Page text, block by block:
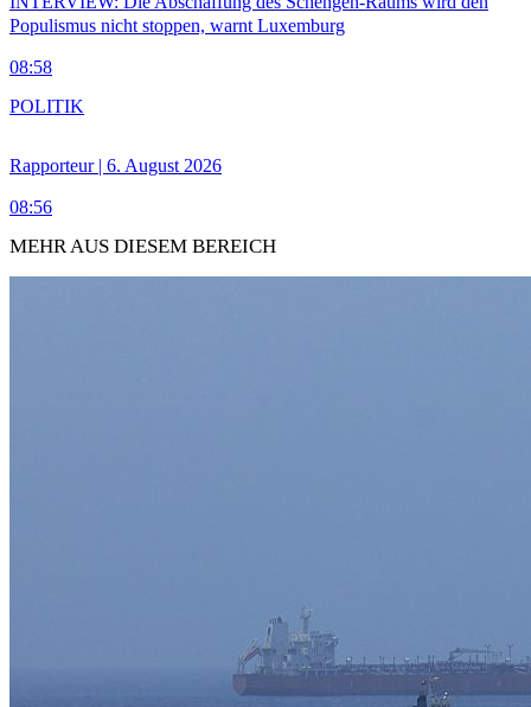
Populismus nicht stoppen, warnt Luxemburg
08:58
Rapporteur | 6. August 2026
08:56
POLITIK
MEHR AUS DIESEM BEREICH